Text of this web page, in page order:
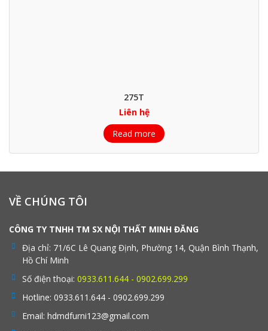
275T
Liên hệ
Read more
VỀ CHÚNG TÔI
CÔNG TY TNHH TM SX NỘI THẤT MINH ĐĂNG
Địa chỉ: 71/6C Lê Quang Định, Phường 14, Quận Bình Thạnh,
Hồ Chí Minh
Số điện thoại: 0933.611.644 - 0902.699.299
Hotline: 0933.611.644 - 0902.699.299
Email: hdmdfurni123@gmail.com